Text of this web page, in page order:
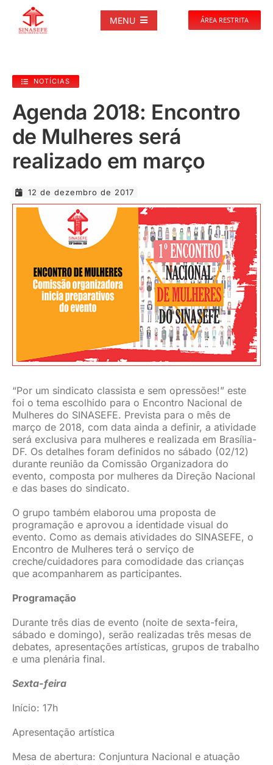
MENU
NOTÍCIAS
PUBLICAÇÕES
DOCUMENTOS
GALERIAS
JURÍDICO
ÁREA RESTRITA
NOTÍCIAS
Agenda 2018: Encontro
de Mulheres será
realizado em março
12 de dezembro de 2017
“Por um sindicato classista e sem opressões!” este
foi o tema escolhido para o Encontro Nacional de
Mulheres do SINASEFE. Prevista para o mês de
março de 2018, com data ainda a definir, a atividade
será exclusiva para mulheres e realizada em Brasília-
DF. Os detalhes foram definidos no sábado (02/12)
durante reunião da Comissão Organizadora do
evento, composta por mulheres da Direção Nacional
e das bases do sindicato.
O grupo também elaborou uma proposta de
programação e aprovou a identidade visual do
evento. Como as demais atividades do SINASEFE, o
Encontro de Mulheres terá o serviço de
creche/cuidadores para comodidade das crianças
que acompanharem as participantes.
Programação
Durante três dias de evento (noite de sexta-feira,
sábado e domingo), serão realizadas três mesas de
debates, apresentações artísticas, grupos de trabalho
e uma plenária final.
Sexta-feira
Início: 17h
Apresentação artística
Mesa de abertura: Conjuntura Nacional e atuação